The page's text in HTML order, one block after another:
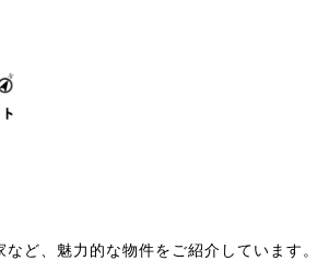
ど、魅力的な物件をご紹介しています。